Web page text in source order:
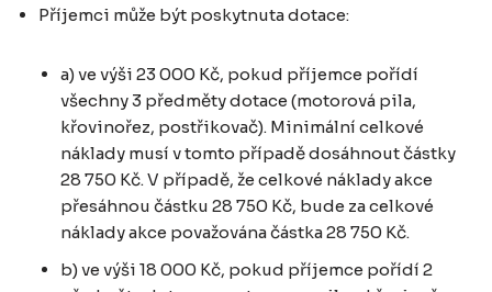
Příjemci může být poskytnuta dotace:
a) ve výši 23 000 Kč, pokud příjemce pořídí
všechny 3 předměty dotace (motorová pila,
křovinořez, postřikovač). Minimální celkové
náklady musí v tomto případě dosáhnout částky
28 750 Kč. V případě, že celkové náklady akce
přesáhnou částku 28 750 Kč, bude za celkové
náklady akce považována částka 28 750 Kč.
b) ve výši 18 000 Kč, pokud příjemce pořídí 2